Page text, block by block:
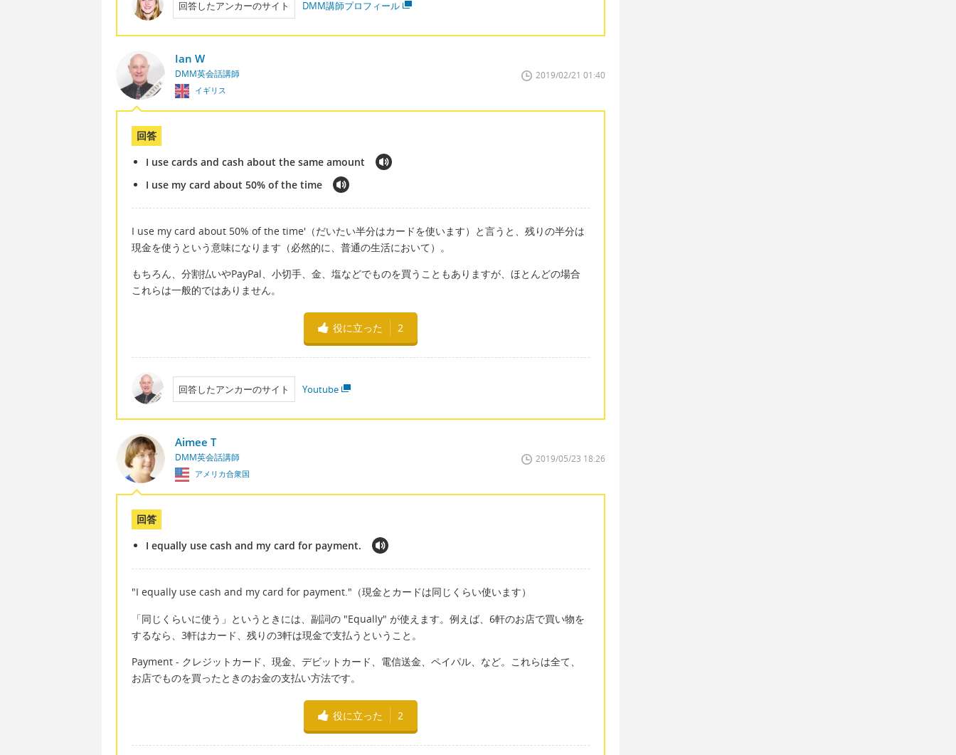
回答したアンカーのサイト DMM講師プロフィール
Ian W
DMM英会話講師
イギリス
2019/02/21 01:40
回答
I use cards and cash about the same amount
I use my card about 50% of the time
I use my card about 50% of the time'（だいたい半分はカードを使います）と言うと、残りの半分は
現金を使うという意味になります（必然的に、普通の生活において）。
もちろん、分割払いやPayPal、小切手、金、塩などでものを買うこともありますが、ほとんどの場合
これらは一般的ではありません。
役に立った 2
回答したアンカーのサイト Youtube
Aimee T
DMM英会話講師
アメリカ合衆国
2019/05/23 18:26
回答
I equally use cash and my card for payment.
"I equally use cash and my card for payment."（現金とカードは同じくらい使います）
「同じくらいに使う」というときには、副詞の "Equally" が使えます。例えば、6軒のお店で買い物を
するなら、3軒はカード、残りの3軒は現金で支払うということ。
Payment - クレジットカード、現金、デビットカード、電信送金、ペイパル、など。これらは全て、
お店でものを買ったときのお金の支払い方法です。
役に立った 2